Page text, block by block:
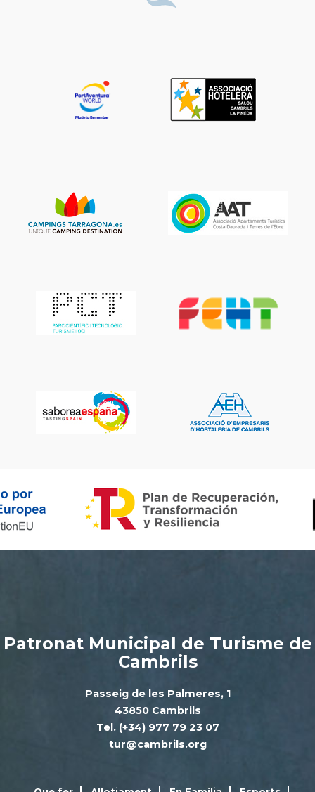
Patronat Municipal de Turisme de
Cambrils
Passeig de les Palmeres, 1
43850 Cambrils
Tel. (+34) 977 79 23 07
tur@cambrils.org